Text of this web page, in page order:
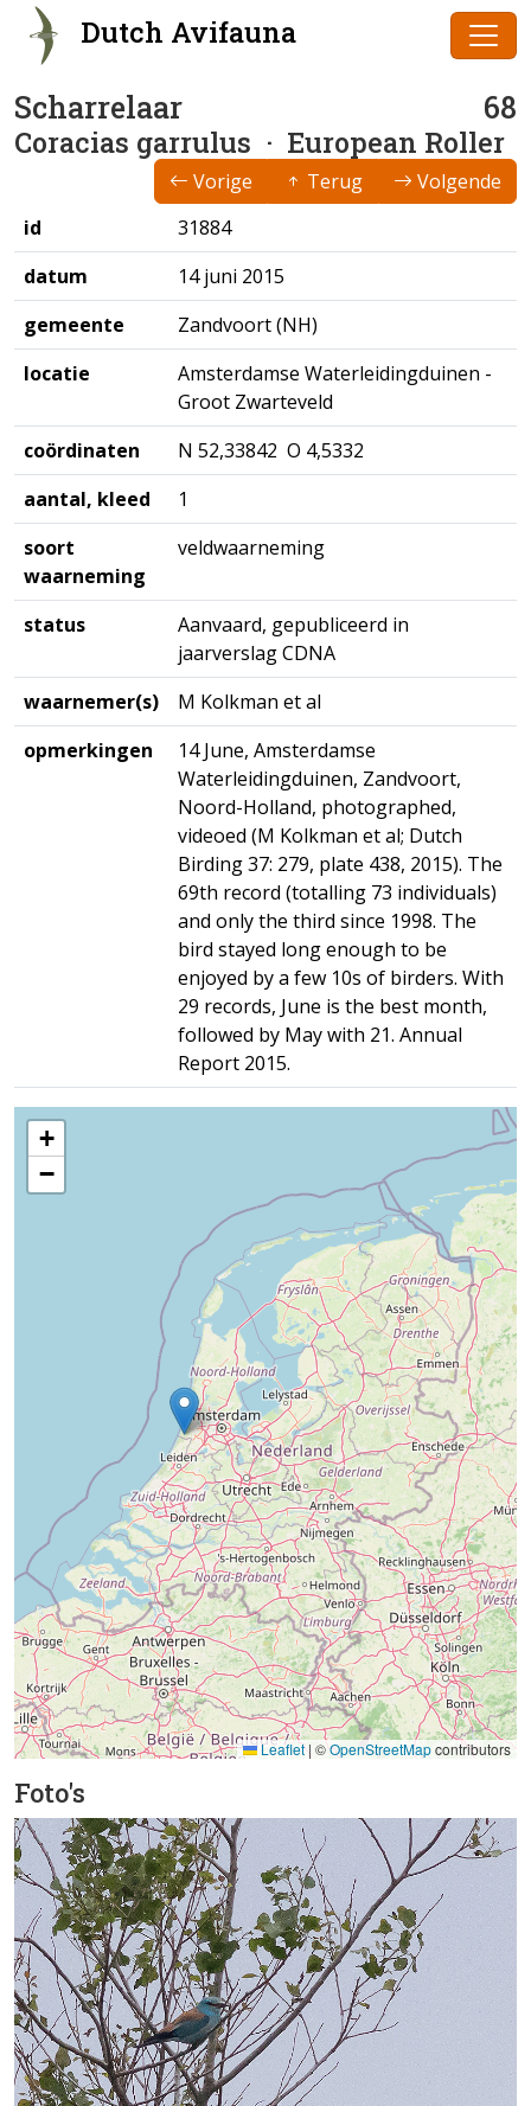
Dutch Avifauna
Scharrelaar 68
Coracias garrulus · European Roller
Vorige Terug
Volgende
id
31884
datum
14 juni 2015
gemeente
Zandvoort (NH)
locatie
Amsterdamse Waterleidingduinen -
Groot Zwarteveld
coördinaten
N 52,33842 O 4,5332
aantal, kleed
1
soort
waarneming
veldwaarneming
status
Aanvaard, gepubliceerd in
jaarverslag CDNA
waarnemer(s)
M Kolkman et al
opmerkingen
14 June, Amsterdamse
Waterleidingduinen, Zandvoort,
Noord-Holland, photographed,
videoed (M Kolkman et al; Dutch
Birding 37: 279, plate 438, 2015). The
69th record (totalling 73 individuals)
and only the third since 1998. The
bird stayed long enough to be
enjoyed by a few 10s of birders. With
29 records, June is the best month,
followed by May with 21. Annual
Report 2015.
+
−
Leaflet| ©OpenStreetMapcontributors
Foto's